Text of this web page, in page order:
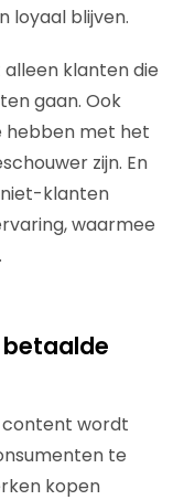
loyaal blijven.
klanten die
gaan. Ook
hebben met het
zijn. En
klanten
waarmee
content wordt
te
kopen